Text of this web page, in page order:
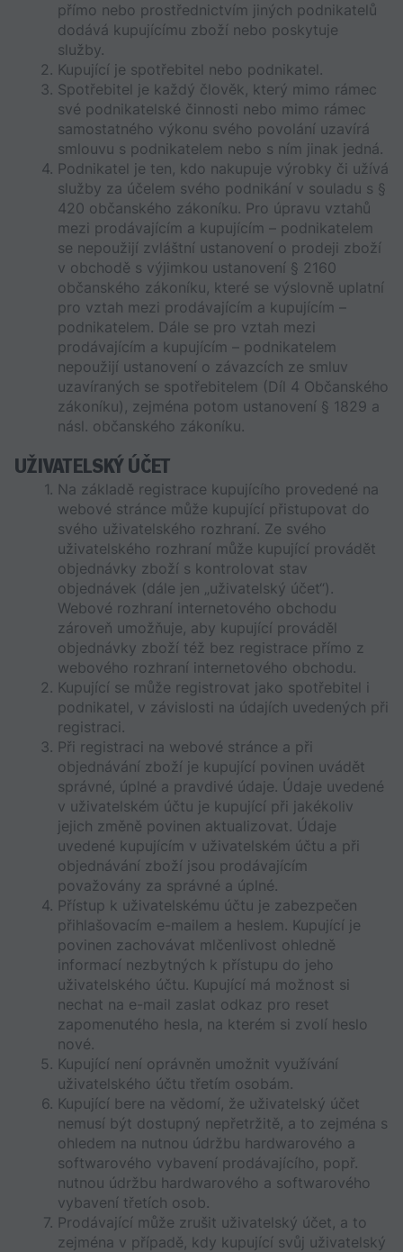
přímo nebo prostřednictvím jiných podnikatelů
dodává kupujícímu zboží nebo poskytuje
služby.
Kupující je spotřebitel nebo podnikatel.
Spotřebitel je každý člověk, který mimo rámec
své podnikatelské činnosti nebo mimo rámec
samostatného výkonu svého povolání uzavírá
smlouvu s podnikatelem nebo s ním jinak jedná.
Podnikatel je ten, kdo nakupuje výrobky či užívá
služby za účelem svého podnikání v souladu s §
420 občanského zákoníku. Pro úpravu vztahů
mezi prodávajícím a kupujícím – podnikatelem
se nepoužijí zvláštní ustanovení o prodeji zboží
v obchodě s výjimkou ustanovení § 2160
občanského zákoníku, které se výslovně uplatní
pro vztah mezi prodávajícím a kupujícím –
podnikatelem. Dále se pro vztah mezi
prodávajícím a kupujícím – podnikatelem
nepoužijí ustanovení o závazcích ze smluv
uzavíraných se spotřebitelem (Díl 4 Občanského
zákoníku), zejména potom ustanovení § 1829 a
násl. občanského zákoníku.
UŽIVATELSKÝ ÚČET
Na základě registrace kupujícího provedené na
webové stránce může kupující přistupovat do
svého uživatelského rozhraní. Ze svého
uživatelského rozhraní může kupující provádět
objednávky zboží s kontrolovat stav
objednávek (dále jen „uživatelský účet“).
Webové rozhraní internetového obchodu
zároveň umožňuje, aby kupující prováděl
objednávky zboží též bez registrace přímo z
webového rozhraní internetového obchodu.
Kupující se může registrovat jako spotřebitel i
podnikatel, v závislosti na údajích uvedených při
registraci.
Při registraci na webové stránce a při
objednávání zboží je kupující povinen uvádět
správné, úplné a pravdivé údaje. Údaje uvedené
v uživatelském účtu je kupující při jakékoliv
jejich změně povinen aktualizovat. Údaje
uvedené kupujícím v uživatelském účtu a při
objednávání zboží jsou prodávajícím
považovány za správné a úplné.
Přístup k uživatelskému účtu je zabezpečen
přihlašovacím e-mailem a heslem. Kupující je
povinen zachovávat mlčenlivost ohledně
informací nezbytných k přístupu do jeho
uživatelského účtu. Kupující má možnost si
nechat na e-mail zaslat odkaz pro reset
zapomenutého hesla, na kterém si zvolí heslo
nové.
Kupující není oprávněn umožnit využívání
uživatelského účtu třetím osobám.
Kupující bere na vědomí, že uživatelský účet
nemusí být dostupný nepřetržitě, a to zejména s
ohledem na nutnou údržbu hardwarového a
softwarového vybavení prodávajícího, popř.
nutnou údržbu hardwarového a softwarového
vybavení třetích osob.
Prodávající může zrušit uživatelský účet, a to
zejména v případě, kdy kupující svůj uživatelský